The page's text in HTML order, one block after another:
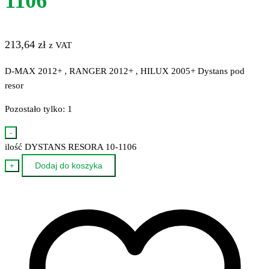
213,64 zł z VAT
D-MAX 2012+ , RANGER 2012+ , HILUX 2005+ Dystans pod
resor
Pozostało tylko: 1
-
ilość DYSTANS RESORA 10-1106
+ Dodaj do koszyka